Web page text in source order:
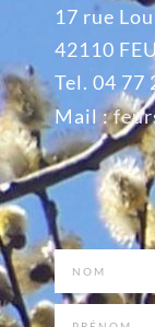
17 rue
42110
Tel. 04 77
Mail :